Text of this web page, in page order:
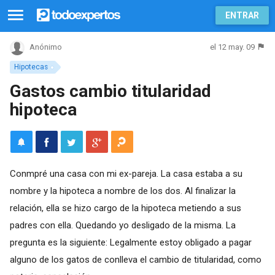
ENTRAR
Hipotecas
Anónimo el 12 may. 09
Gastos cambio titularidad
hipoteca
Conmpré una casa con mi ex-pareja. La casa estaba a su
nombre y la hipoteca a nombre de los dos. Al finalizar la
relación, ella se hizo cargo de la hipoteca metiendo a sus
padres con ella. Quedando yo desligado de la misma. La
pregunta es la siguiente: Legalmente estoy obligado a pagar
alguno de los gatos de conlleva el cambio de titularidad, como